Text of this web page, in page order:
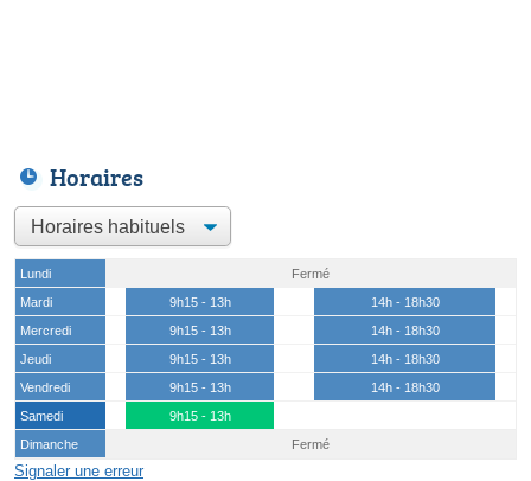
Horaires
Lundi
Fermé
Mardi
9h15 - 13h
14h - 18h30
Mercredi
9h15 - 13h
14h - 18h30
Jeudi
9h15 - 13h
14h - 18h30
Vendredi
9h15 - 13h
14h - 18h30
Samedi
9h15 - 13h
Dimanche
Fermé
Signaler une erreur